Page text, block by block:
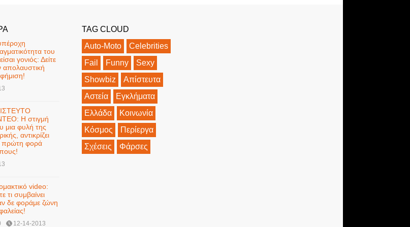
του
γονιός: Δείτε
απολαυστική
Η στιγμή
μια φυλή της
αντικρίζει
πρώτη φορά
video:
τι συμβαίνει
δε φοράμε ζώνη
12-14-2013
TAG CLOUD
Auto-Moto
Celebrities
Fail
Funny
Sexy
Showbiz
Απίστευτα
Αστεία
Εγκλήματα
Ελλάδα
Κοινωνία
Κόσμος
Περίεργα
Σχέσεις
Φάρσες